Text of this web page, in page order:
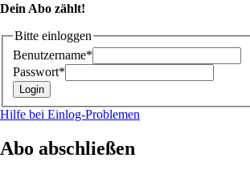
Dein Abo zählt!
Bitte einloggen
Benutzername*
Passwort*
Hilfe bei Einlog-Problemen
Abo abschließen